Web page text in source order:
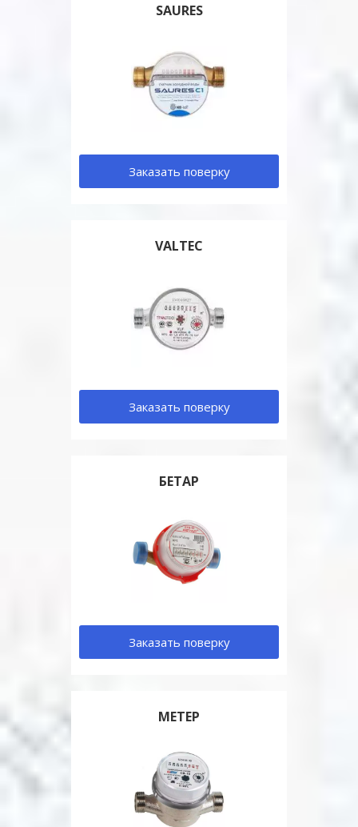
SAURES
Заказать поверку
VALTEC
Заказать поверку
БЕТАР
Заказать поверку
МЕТЕР